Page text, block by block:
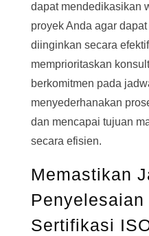
dapat mendedikasikan
proyek Anda agar
diinginkan secara
memprioritaskan
berkomitmen pada
menyederhanakan
dan mencapai tujuan
secara efisien.
Memastikan
Penyelesaian
Sertifikasi